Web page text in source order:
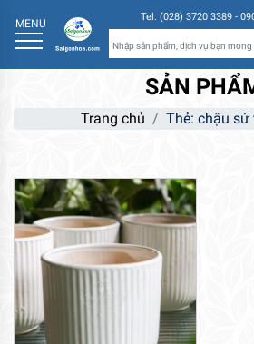
MENU Tel: (028) 3720 3389 -
SẢN
Trang chủ Thẻ: chậu sứ